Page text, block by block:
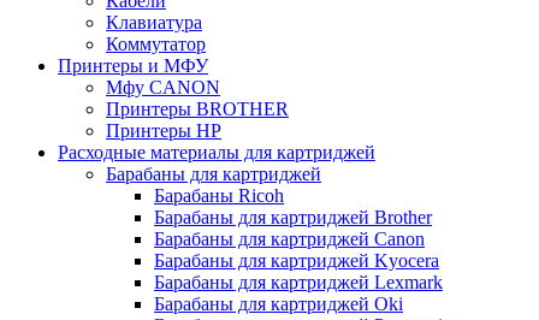
Клавиатура
Коммутатор
Принтеры и МФУ
Мфу CANON
Принтеры BROTHER
Принтеры HP
Расходные материалы для картриджей
Барабаны для картриджей
Барабаны Ricoh
Барабаны для картриджей Brother
Барабаны для картриджей Canon
Барабаны для картриджей Kyocera
Барабаны для картриджей Lexmark
Барабаны для картриджей Oki